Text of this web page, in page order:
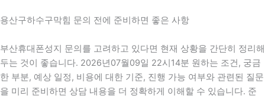
용산구하수구막힘 문의 전에 준비하면 좋은 사항
부산휴대폰성지 문의를 고려하고 있다면 현재 상황을 간단히 정리해
두는 것이 좋습니다. 2026년07월09일 22시14분 원하는 조건, 궁금
한 부분, 예상 일정, 비용에 대한 기준, 진행 가능 여부와 관련된 질문
을 미리 준비하면 상담 내용을 더 정확하게 이해할 수 있습니다. 준